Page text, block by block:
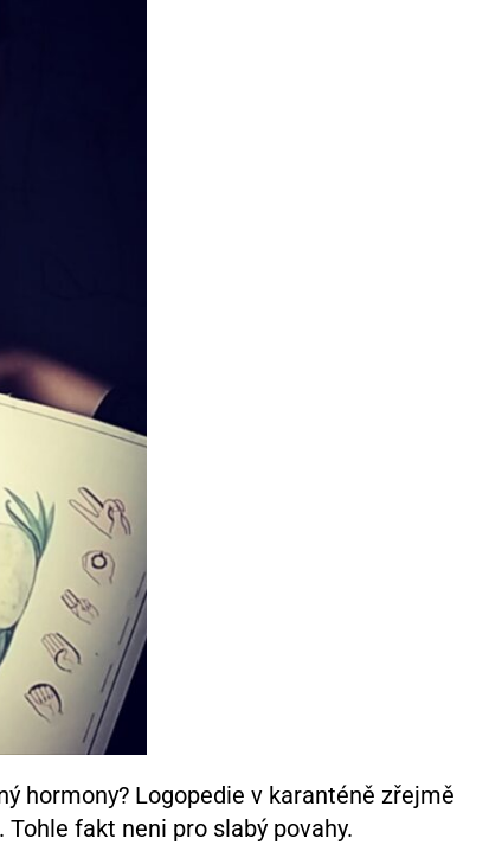
hormony? Logopedie v karanténě zřejmě
fakt neni pro slabý povahy.